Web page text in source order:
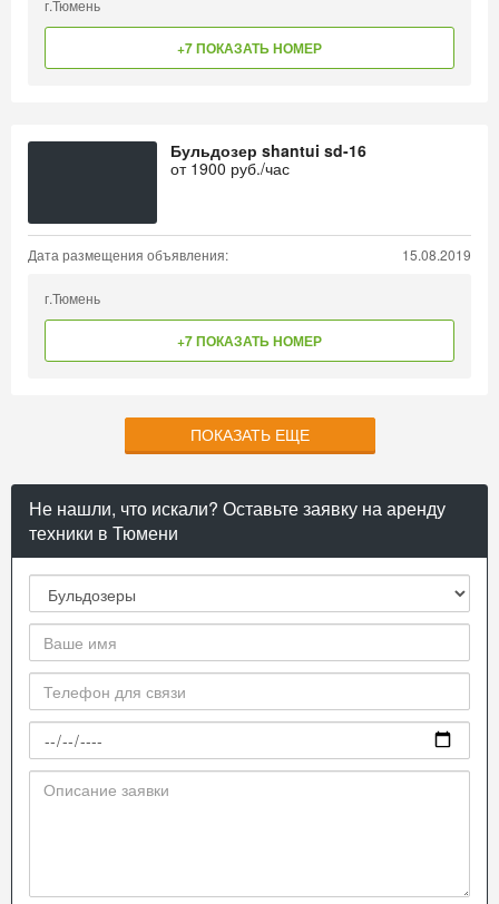
г.Тюмень
+7 ПОКАЗАТЬ НОМЕР
Бульдозер shantui sd-16
от 1900 руб./час
Дата размещения объявления: 15.08.2019
г.Тюмень
+7 ПОКАЗАТЬ НОМЕР
ПОКАЗАТЬ ЕЩЕ
Не нашли, что искали? Оставьте заявку на аренду
техники в Тюмени